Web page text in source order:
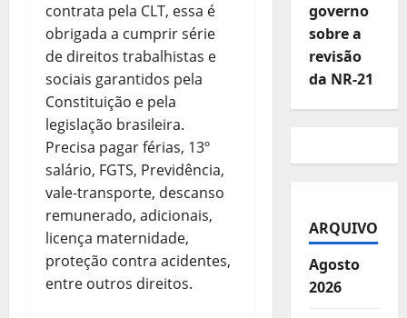
contrata pela CLT, essa é
obrigada a cumprir série
de direitos trabalhistas e
sociais garantidos pela
Constituição e pela
legislação brasileira.
Precisa pagar férias, 13º
salário, FGTS, Previdência,
vale-transporte, descanso
remunerado, adicionais,
licença maternidade,
proteção contra acidentes,
entre outros direitos.
governo
sobre a
revisão
da NR-21
ARQUIVO
Agosto
2026